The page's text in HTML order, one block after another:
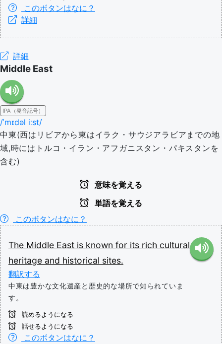
このボタンはなに？
詳細
詳細
Middle East
IPA（発音記号）
/ˈmɪdəl iːst/
中東(西はリビアから東はイラク・サウジアラビアまでの地
域,時にはトルコ・イラン・アフガニスタン・パキスタンを
含む)
意味を覚える
単語を覚える
このボタンはなに？
The Middle East is known for its rich cultural
heritage and historical sites.
翻訳する
中東は豊かな文化遺産と歴史的な場所で知られていま
す。
読めるようになる
話せるようになる
このボタンはなに？